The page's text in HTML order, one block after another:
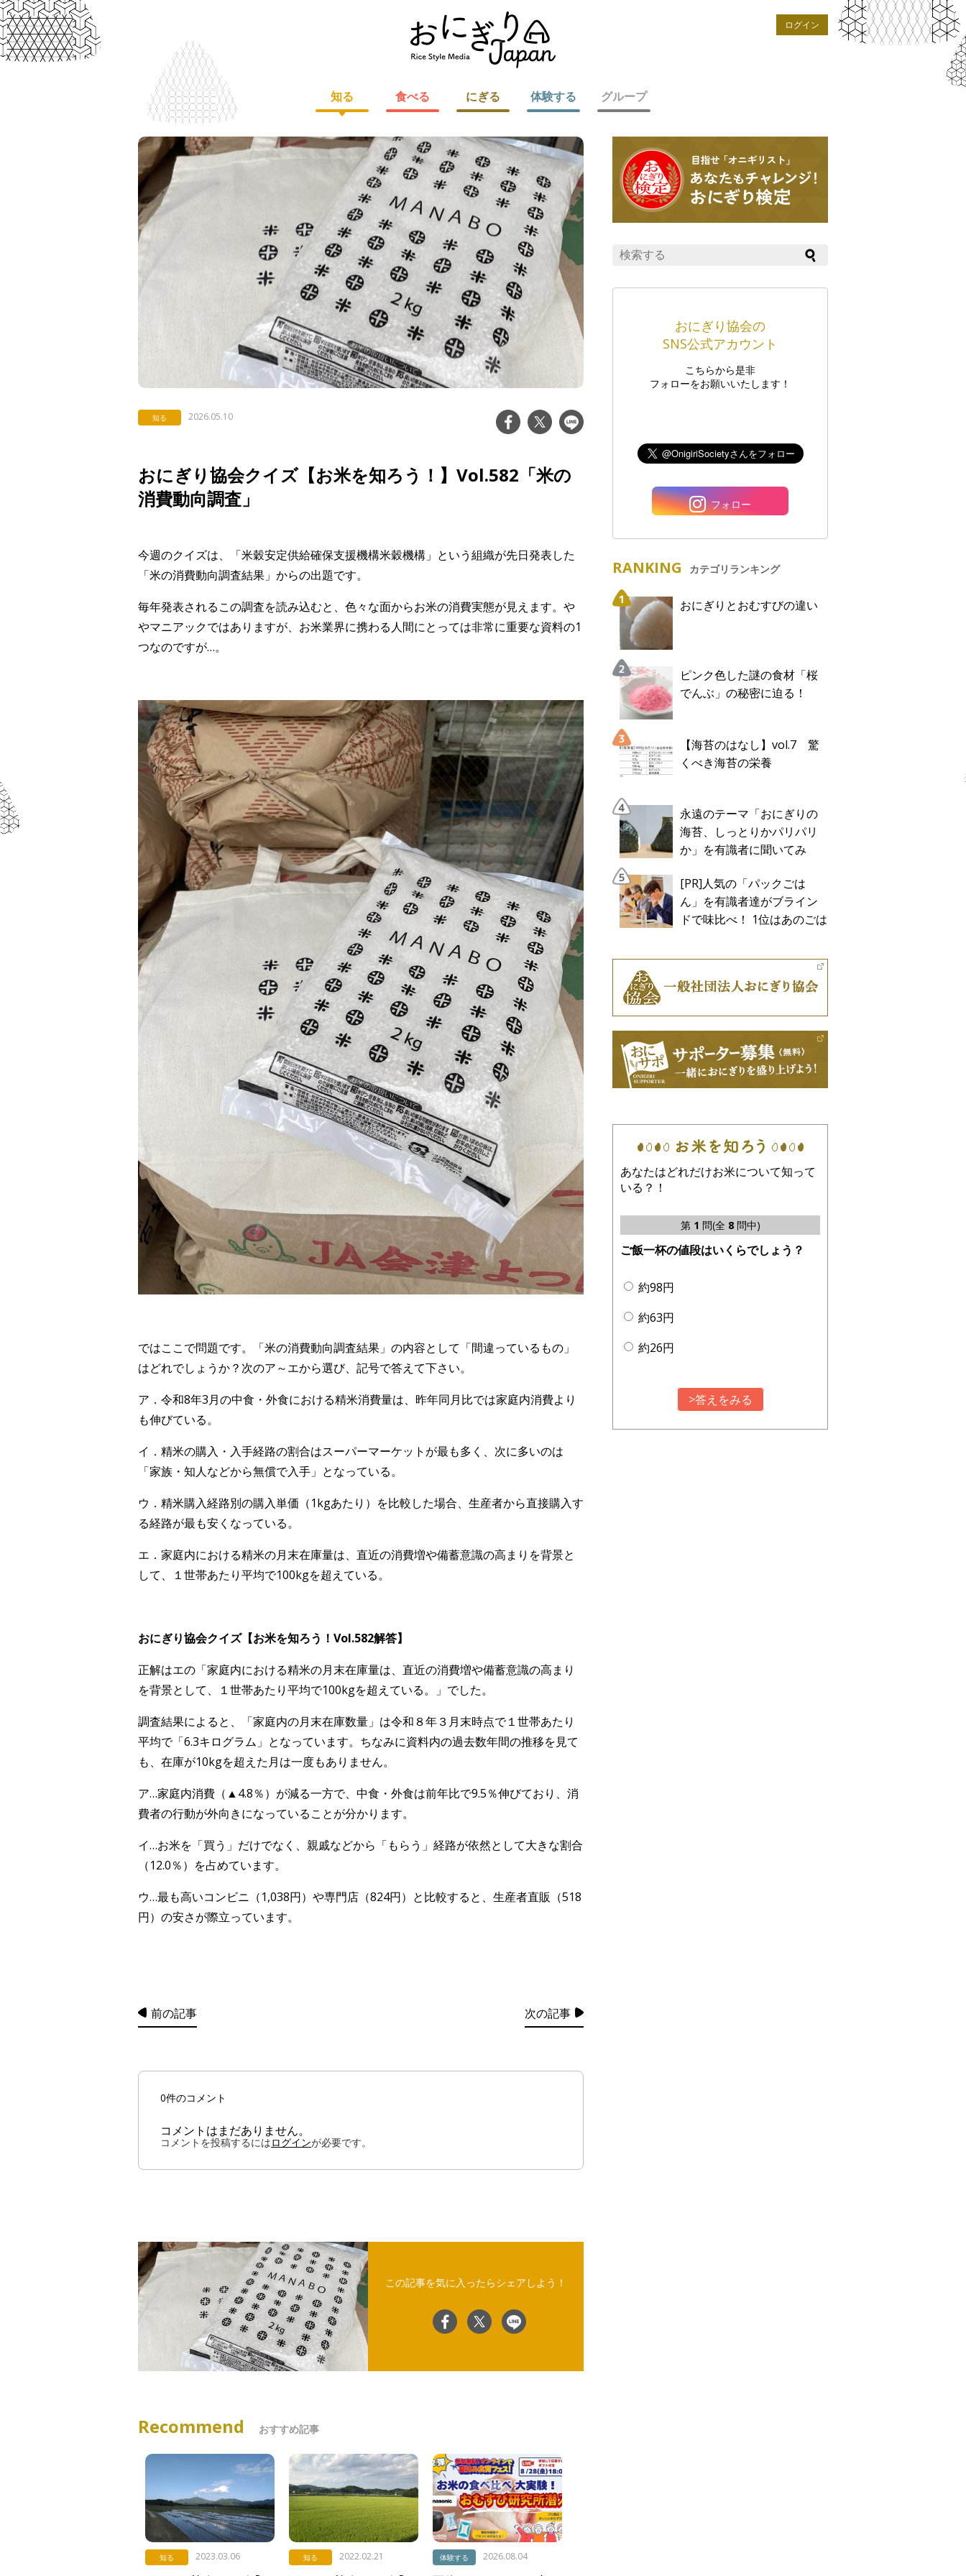
ログイン
知る 食べる にぎる 体験する グループ
知る 2026.05.10
おにぎり協会クイズ【お米を知ろう！】Vol.582「米の
消費動向調査」
今週のクイズは、「米穀安定供給確保支援機構米穀機構」という組織が先日発表した
「米の消費動向調査結果」からの出題です。
毎年発表されるこの調査を読み込むと、色々な面からお米の消費実態が見えます。や
やマニアックではありますが、お米業界に携わる人間にとっては非常に重要な資料の1
つなのですが…。
ではここで問題です。「米の消費動向調査結果」の内容として「間違っているもの」
はどれでしょうか？次のア～エから選び、記号で答えて下さい。
ア．令和8年3月の中食・外食における精米消費量は、昨年同月比では家庭内消費より
も伸びている。
イ．精米の購入・入手経路の割合はスーパーマーケットが最も多く、次に多いのは
「家族・知人などから無償で入手」となっている。
ウ．精米購入経路別の購入単価（1kgあたり）を比較した場合、生産者から直接購入す
る経路が最も安くなっている。
エ．家庭内における精米の月末在庫量は、直近の消費増や備蓄意識の高まりを背景と
して、１世帯あたり平均で100kgを超えている。
おにぎり協会クイズ【お米を知ろう！Vol.582解答】
正解はエの「家庭内における精米の月末在庫量は、直近の消費増や備蓄意識の高まり
を背景として、１世帯あたり平均で100kgを超えている。」でした。
調査結果によると、「家庭内の月末在庫数量」は令和８年３月末時点で１世帯あたり
平均で「6.3キログラム」となっています。ちなみに資料内の過去数年間の推移を見て
も、在庫が10kgを超えた月は一度もありません。
ア…家庭内消費（▲4.8％）が減る一方で、中食・外食は前年比で9.5％伸びており、消
費者の行動が外向きになっていることが分かります。
イ…お米を「買う」だけでなく、親戚などから「もらう」経路が依然として大きな割合
（12.0％）を占めています。
ウ…最も高いコンビニ（1,038円）や専門店（824円）と比較すると、生産者直販（518
円）の安さが際立っています。
前の記事 次の記事
0件のコメント
コメントはまだありません。
コメントを投稿するにはログインが必要です。
この記事を気に入ったらシェアしよう！
Recommend おすすめ記事
知る 2023.03.06 知る 2022.02.21 体験する 2026.08.04
おにぎり協会の
SNS公式アカウント
こちらから是非
フォローをお願いいたします！
フォロー
RANKING カテゴリランキング
おにぎりとおむすびの違い
ピンク色した謎の食材「桜
でんぶ」の秘密に迫る！
【海苔のはなし】vol.7 驚
くべき海苔の栄養
永遠のテーマ「おにぎりの
海苔、しっとりかパリパリ
か」を有識者に聞いてみ
[PR]人気の「パックごは
ん」を有識者達がブライン
ドで味比べ！ 1位はあのごは
マーク
あなたはどれだけお米について知って
いる？！
第 1 問(全 8問中)
ご飯一杯の値段はいくらでしょう？
約98円
約63円
約26円
>答えをみる